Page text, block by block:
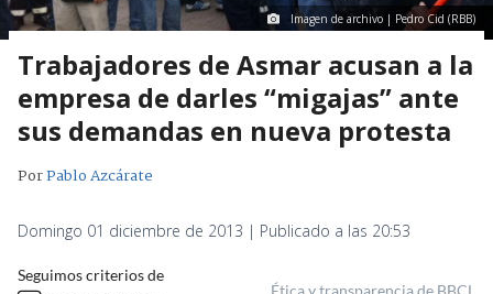
Imagen de archivo | Pedro Cid (RBB)
Trabajadores de Asmar acusan a la
empresa de darles “migajas” ante
sus demandas en nueva protesta
PorPablo Azcárate
Domingo 01 diciembre de 2013 | Publicado a las 20:53
Seguimos criterios de
Ética y transparencia de BBCL